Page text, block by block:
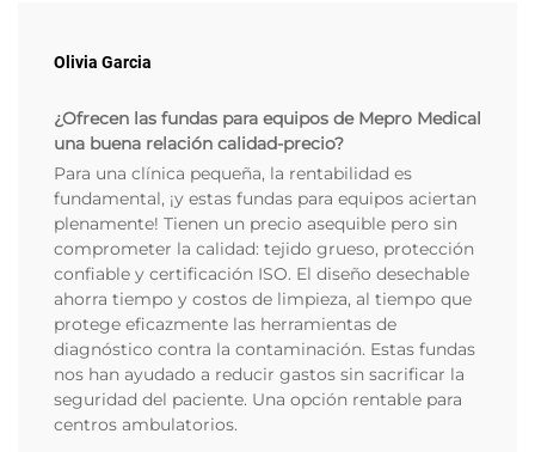
Olivia Garcia
¿Ofrecen las fundas para equipos de Mepro Medical
una buena relación calidad-precio?
Para una clínica pequeña, la rentabilidad es
fundamental, ¡y estas fundas para equipos aciertan
plenamente! Tienen un precio asequible pero sin
comprometer la calidad: tejido grueso, protección
confiable y certificación ISO. El diseño desechable
ahorra tiempo y costos de limpieza, al tiempo que
protege eficazmente las herramientas de
diagnóstico contra la contaminación. Estas fundas
nos han ayudado a reducir gastos sin sacrificar la
seguridad del paciente. Una opción rentable para
centros ambulatorios.